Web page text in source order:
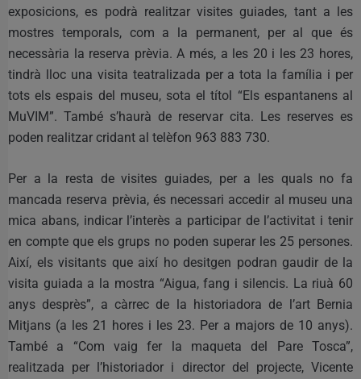
exposicions, es podrà realitzar visites guiades, tant a les
mostres temporals, com a la permanent, per al que és
necessària la reserva prèvia. A més, a les 20 i les 23 hores,
tindrà lloc una visita teatralizada per a tota la família i per
tots els espais del museu, sota el títol “Els espantanens al
MuVIM”. També s’haurà de reservar cita. Les reserves es
poden realitzar cridant al telèfon 963 883 730.
Per a la resta de visites guiades, per a les quals no fa
mancada reserva prèvia, és necessari accedir al museu una
mica abans, indicar l’interès a participar de l’activitat i tenir
en compte que els grups no poden superar les 25 persones.
Així, els visitants que així ho desitgen podran gaudir de la
visita guiada a la mostra “Aigua, fang i silencis. La riuà 60
anys desprès”, a càrrec de la historiadora de l’art Bernia
Mitjans (a les 21 hores i les 23. Per a majors de 10 anys).
També a “Com vaig fer la maqueta del Pare Tosca”,
realitzada per l’historiador i director del projecte, Vicente